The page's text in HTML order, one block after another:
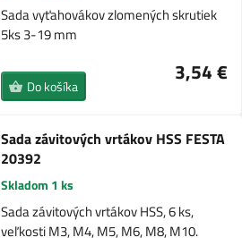
Sada vyťahovákov zlomených skrutiek
5ks 3-19 mm
3,54 €
Do košíka
Sada závitových vrtákov HSS FESTA
20392
Skladom 1 ks
Sada závitových vrtákov HSS, 6 ks,
veľkosti M3, M4, M5, M6, M8, M10.